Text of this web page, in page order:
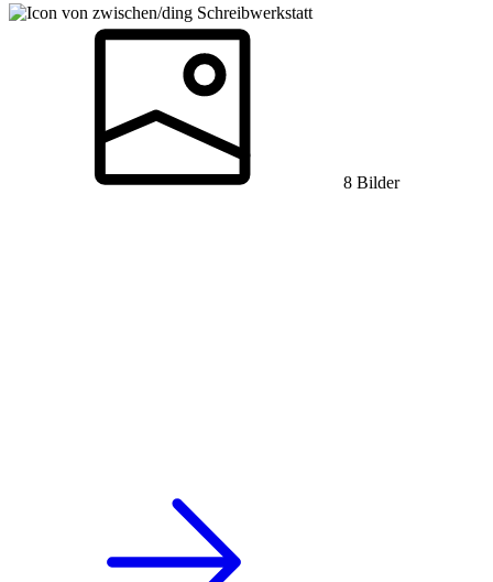
Schreibwerkstatt
8 Bilder